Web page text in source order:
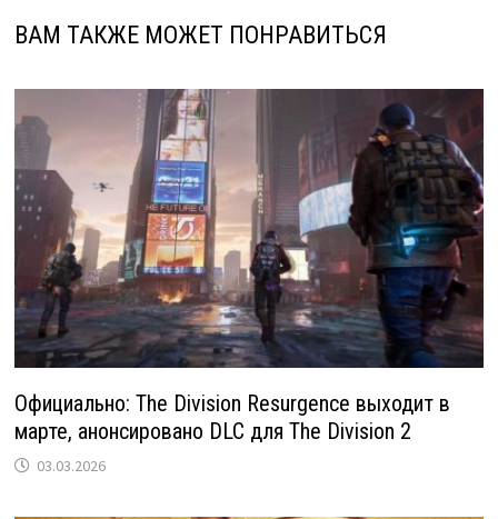
ВАМ ТАКЖЕ МОЖЕТ ПОНРАВИТЬСЯ
Официально: The Division Resurgence выходит в
марте, анонсировано DLC для The Division 2
03.03.2026